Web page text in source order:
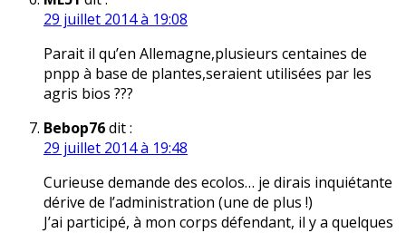
29 juillet 2014 à 19:08
Parait il qu’en Allemagne,plusieurs centaines de
pnpp à base de plantes,seraient utilisées par les
agris bios ???
Bebop76dit :
29 juillet 2014 à 19:48
Curieuse demande des ecolos… je dirais inquiétante
dérive de l’administration (une de plus !)
J’ai participé, à mon corps défendant, il y a quelques